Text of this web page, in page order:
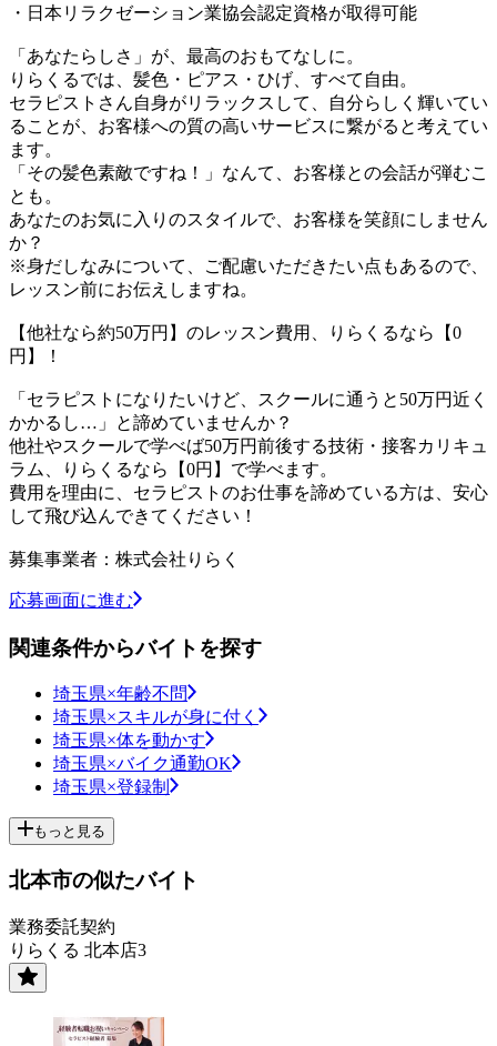
・日本リラクゼーション業協会認定資格が取得可能
「あなたらしさ」が、最高のおもてなしに。
りらくるでは、髪色・ピアス・ひげ、すべて自由。
セラピストさん自身がリラックスして、自分らしく輝いてい
ることが、お客様への質の高いサービスに繋がると考えてい
ます。
「その髪色素敵ですね！」なんて、お客様との会話が弾むこ
とも。
あなたのお気に入りのスタイルで、お客様を笑顔にしません
か？
※身だしなみについて、ご配慮いただきたい点もあるので、
レッスン前にお伝えしますね。
【他社なら約50万円】のレッスン費用、りらくるなら【0
円】！
「セラピストになりたいけど、スクールに通うと50万円近く
かかるし…」と諦めていませんか？
他社やスクールで学べば50万円前後する技術・接客カリキュ
ラム、りらくるなら【0円】で学べます。
費用を理由に、セラピストのお仕事を諦めている方は、安心
して飛び込んできてください！
募集事業者：株式会社りらく
応募画面に進む
関連条件からバイトを探す
埼玉県×年齢不問
埼玉県×スキルが身に付く
埼玉県×体を動かす
埼玉県×バイク通勤OK
埼玉県×登録制
もっと見る
北本市の似たバイト
業務委託契約
りらくる 北本店3